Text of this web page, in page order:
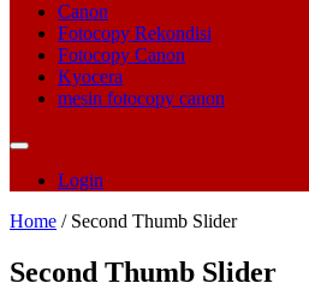
Canon
Fotocopy Rekondisi
Fotocopy Canon
Kyocera
mesin fotocopy canon
Login
Home / Second Thumb Slider
Second Thumb Slider